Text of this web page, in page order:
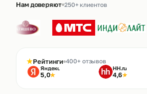
Нам доверяют 250+ клиентов
★Рейтинги 400+ отзывов
Яндекс
5,0★
HH.ru
4,6★